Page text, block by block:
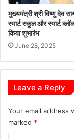
अ
भ्या
स
,
ज
नों
ने
या
त्व
रि
मुख्यमंत्री श्री विष्णु देव
स्मार्ट स्कूल और स्मार्ट
किया शुभारंभ
June 28, 2025
Leave a Reply
Your email address
marked *